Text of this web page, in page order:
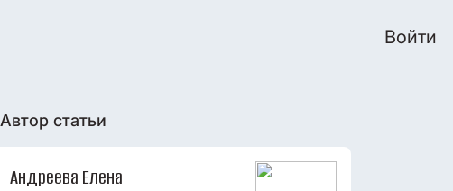
Войти
Автор статьи
Андреева Елена